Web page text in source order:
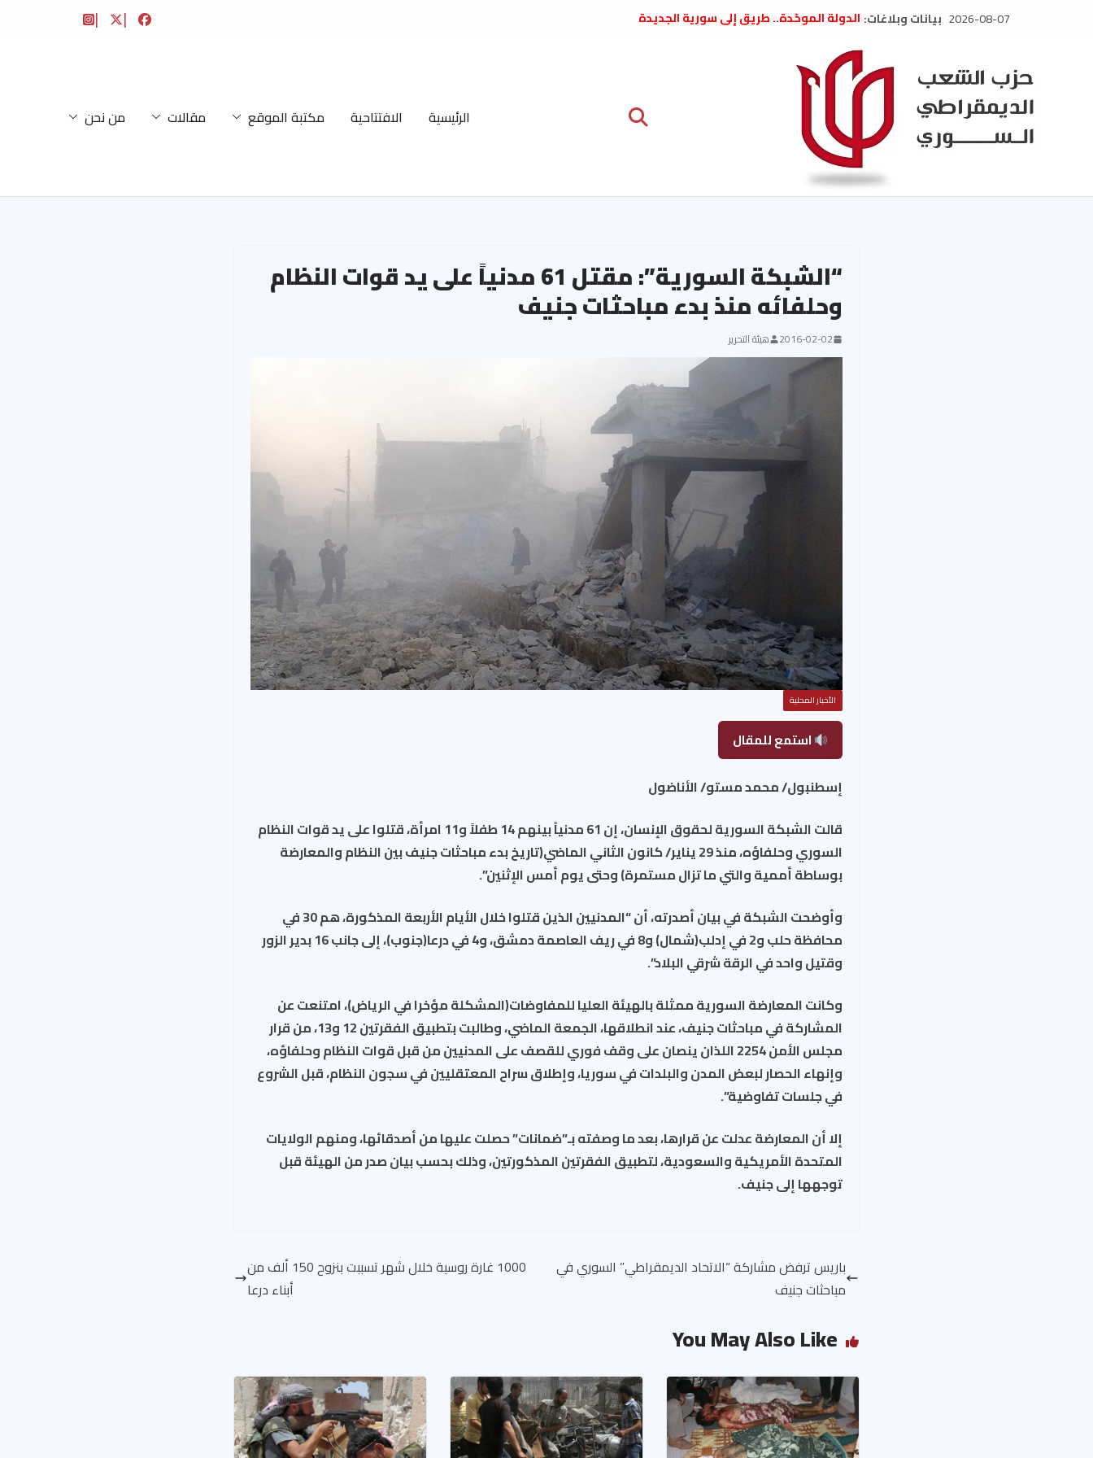
2026-08-07 بيانات وبلاغات: الدولة الموحّدة.. طريق إلى سورية الجديدة
تعزية بوفاة المناضل حسن عبدالعظيم الأمين
العام السابق لحزب الاتحاد الاشتراكي العربي
الديمقراطي
بلاغ صادر عن اجتماع اللجنة المركزية نيسان
الحرب الأمريكية الإسرائيلية على نظام الملالي
في إيران .. بيان من حزب الشعب الديمقراطي
السوري
الرئيسية الافتتاحية مكتبة الموقع مقالات من نحن
“الشبكة السورية”: مقتل 61 مدنياً على يد قوات النظام
وحلفائه منذ بدء مباحثات جنيف
2016-02-02 هيئة التحرير
الأخبار المحلية
استمع للمقال
إسطنبول/ محمد مستو/ الأناضول
قالت الشبكة السورية لحقوق الإنسان، إن 61 مدنياً بينهم 14 طفلاً و11 امرأة، قتلوا على يد قوات النظام
السوري وحلفاؤه، منذ 29 يناير/ كانون الثاني الماضي(تاريخ بدء مباحثات جنيف بين النظام والمعارضة
بوساطة أممية والتي ما تزال مستمرة) وحتى يوم أمس الإثنين”.
وأوضحت الشبكة في بيان أصدرته، أن “المدنيين الذين قتلوا خلال الأيام الأربعة المذكورة، هم 30 في
محافظة حلب و2 في إدلب(شمال) و8 في ريف العاصمة دمشق، و4 في درعا(جنوب)، إلى جانب 16 بدير الزور
وقتيل واحد في الرقة شرقي البلاد”.
وكانت المعارضة السورية ممثلة بالهيئة العليا للمفاوضات(المشكلة مؤخرا في الرياض)، امتنعت عن
المشاركة في مباحثات جنيف، عند انطلاقها، الجمعة الماضي، وطالبت بتطبيق الفقرتين 12 و13، من قرار
مجلس الأمن 2254 اللذان ينصان على وقف فوري للقصف على المدنيين من قبل قوات النظام وحلفاؤه،
وإنهاء الحصار لبعض المدن والبلدات في سوريا، وإطلاق سراح المعتقليين في سجون النظام، قبل الشروع
في جلسات تفاوضية”.
إلا أن المعارضة عدلت عن قرارها، بعد ما وصفته بـ”ضمانات” حصلت عليها من أصدقائها، ومنهم الولايات
المتحدة الأمريكية والسعودية، لتطبيق الفقرتين المذكورتين، وذلك بحسب بيان صدر من الهيئة قبل
توجهها إلى جنيف.
باريس ترفض مشاركة “الاتحاد الديمقراطي” السوري في
مباحثات جنيف
1000 غارة روسية خلال شهر تسببت بنزوح 150 ألف من
أبناء درعا
You May Also Like